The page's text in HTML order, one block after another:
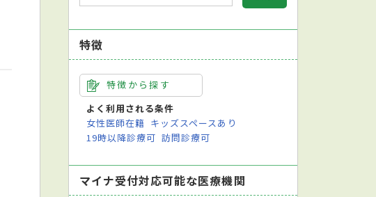
本産科婦人科学会産婦人科専門医
検査 心臓超音波（エコー）検査
特徴
特徴から探す
よく利用される条件
女性医師在籍 キッズスペースあり
19時以降診療可 訪問診療可
マイナ受付対応可能な医療機関